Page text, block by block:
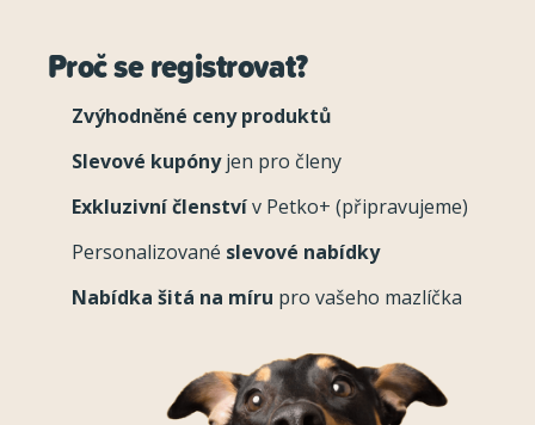
Proč se registrovat?
Zvýhodněné ceny produktů
Slevové kupónyjen pro členy
Exkluzivní členstvív Petko+ (připravujeme)
Personalizované slevové nabídky
Nabídka šitá na míru pro vašeho mazlíčka